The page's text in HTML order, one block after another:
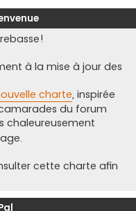
à la mise à jour des
charte, inspirée
du forum
chaleureusement
cette charte afin